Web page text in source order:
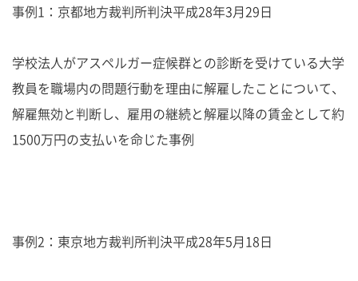
事例1：京都地方裁判所判決平成28年3月29日
学校法人がアスペルガー症候群との診断を受けている大学
教員を職場内の問題行動を理由に解雇したことについて、
解雇無効と判断し、雇用の継続と解雇以降の賃金として約
1500万円の支払いを命じた事例
事例2：東京地方裁判所判決平成28年5月18日